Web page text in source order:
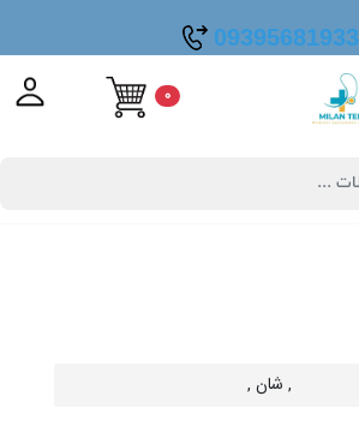
09395681933
0
, شان ,